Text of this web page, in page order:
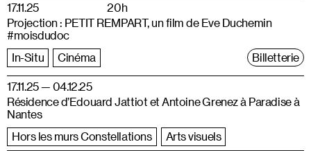
17.11.25 20h
In-Situ Cinéma Billetterie
Projection : PETIT REMPART, un film de Eve Duchemin
#moisdudoc
17.11.25 — 04.12.25
Hors les murs Constellations Arts visuels
Résidence d’Edouard Jattiot et Antoine Grenez à Paradise à
Nantes